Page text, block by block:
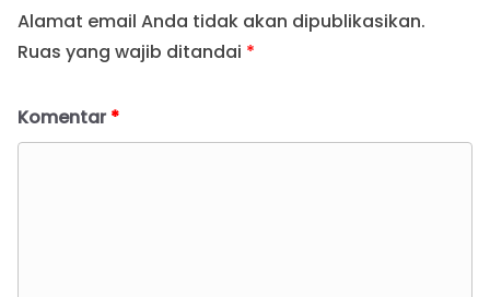
Alamat email Anda tidak akan dipublikasikan.
Ruas yang wajib ditandai *
Komentar*